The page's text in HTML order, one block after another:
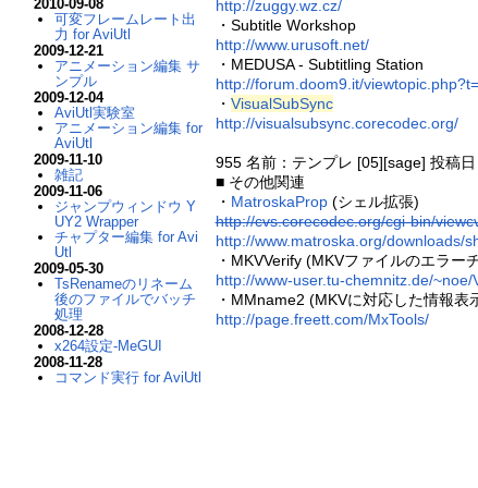
http://zuggy.wz.cz/
・Subtitle Workshop
http://www.urusoft.net/
・MEDUSA - Subtitling Station
http://forum.doom9.it/
・ VisualSubSync
http://visualsubsync.corecodec.org/
955 名前：テンプレ [05][sage] 投稿
■ その他関連
・ MatroskaProp(シェル拡張)
http://cvs.corecodec.org/cgi-bin/
http://www.matroska.org/downloads/
・MKVVerify (MKVファイルのエラー
http://www-user.tu-chemnitz.de/
・MMname2 (MKVに対応した情報表
http://page.freett.com/MxTools/
2010-09-08
可変フレームレート出
力 for AviUtl
2009-12-21
アニメーション編集 サ
ンプル
2009-12-04
AviUtl実験室
アニメーション編集 for
AviUtl
2009-11-10
雑記
2009-11-06
ジャンプウィンドウ Y
UY2 Wrapper
チャプター編集 for Avi
Utl
2009-05-30
TsRenameのリネーム
後のファイルでバッチ
処理
2008-12-28
x264設定-MeGUI
2008-11-28
コマンド実行 for AviUtl